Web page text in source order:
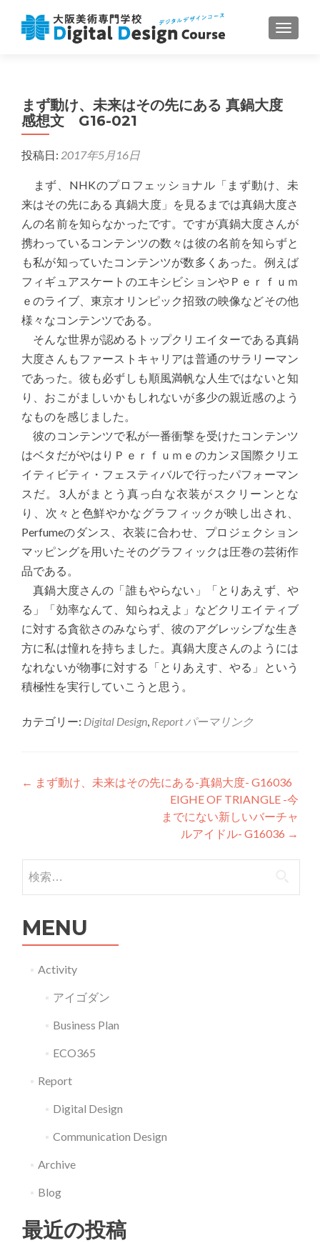
ナビゲ
まず動け、未来はその先にある 真鍋大度
感想文 G16-021
投稿日: 2017年5月16日
まず、NHKのプロフェッショナル「まず動け、未
来はその先にある 真鍋大度」を見るまでは真鍋大度さ
んの名前を知らなかったです。ですが真鍋大度さんが
携わっているコンテンツの数々は彼の名前を知らずと
も私が知っていたコンテンツが数多くあった。例えば
フィギュアスケートのエキシビションやＰｅｒｆｕｍ
ｅのライブ、東京オリンピック招致の映像などその他
様々なコンテンツである。
そんな世界が認めるトップクリエイターである真鍋
大度さんもファーストキャリアは普通のサラリーマン
であった。彼も必ずしも順風満帆な人生ではないと知
り、おこがましいかもしれないが多少の親近感のよう
なものを感じました。
彼のコンテンツで私が一番衝撃を受けたコンテンツ
はベタだがやはりＰｅｒｆｕｍｅのカンヌ国際クリエ
イティビティ・フェスティバルで行ったパフォーマン
スだ。3人がまとう真っ白な衣装がスクリーンとな
り、次々と色鮮やかなグラフィックが映し出され、
Perfumeのダンス、衣装に合わせ、プロジェクション
マッピングを用いたそのグラフィックは圧巻の芸術作
品である。
真鍋大度さんの「誰もやらない」「とりあえず、や
る」「効率なんて、知らねえよ」などクリエイティブ
に対する貪欲さのみならず、彼のアグレッシブな生き
方に私は憧れを持ちました。真鍋大度さんのようには
なれないが物事に対する「とりあえす、やる」という
積極性を実行していこうと思う。
カテゴリー: Digital Design, Report パーマリンク
投稿ナビゲーション
← まず動け、未来はその先にある-真鍋大度- G16036
EIGHE OF TRIANGLE -今
までにない新しいバーチャ
ルアイドル- G16036 →
検索:
MENU
Activity
アイゴダン
Business Plan
ECO365
Report
Digital Design
Communication Design
Archive
Blog
最近の投稿